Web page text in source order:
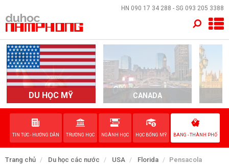
HN 090 17 34 288 - SG 093 205 3388
DU HỌC MỸ CANADA
TIN TỨC - HƯỚNG DẪN TRƯỜNG HỌC NGÀNH HỌC HỌC BỔNG MỸ BANG - THÀNH PHỐ
Trang chủ Du học các nước USA Florida Pensacola
×
TRANG CHỦ
QUỐC GIA
EVENTS
DỊCH VỤ
VỀ NAM PHONG